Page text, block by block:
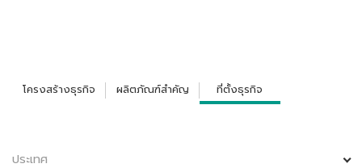
โครงสร้างธุรกิจ ผลิตภัณฑ์สำคัญ ที่ตั้งธุรกิจ
ประเทศ